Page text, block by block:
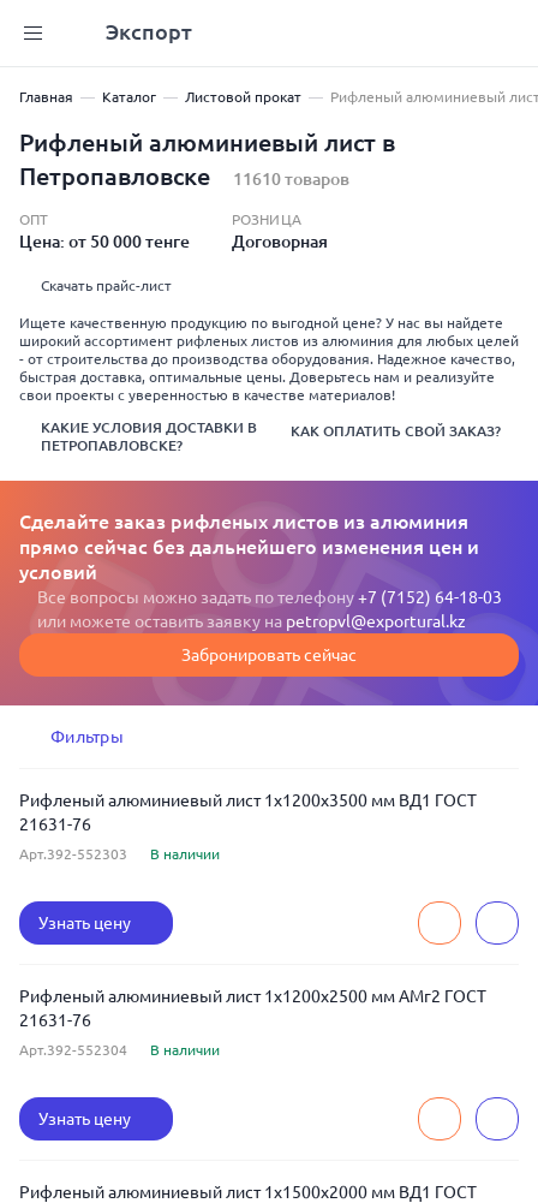
Экспорт
Главная Каталог Листовой прокат Рифленый алюминиевый
Рифленый алюминиевый лист в
Петропавловске
11610 товаров
ОПТ
Цена: от 50 000 тенге
РОЗНИЦА
Договорная
Скачать прайс-лист
Ищете качественную продукцию по выгодной цене? У нас вы найдете
широкий ассортимент рифленых листов из алюминия для любых целей
- от строительства до производства оборудования. Надежное качество,
быстрая доставка, оптимальные цены. Доверьтесь нам и реализуйте
свои проекты с уверенностью в качестве материалов!
КАКИЕ УСЛОВИЯ ДОСТАВКИ В
ПЕТРОПАВЛОВСКЕ?
КАК ОПЛАТИТЬ СВОЙ ЗАКАЗ?
Сделайте заказ рифленых листов из алюминия
прямо сейчас без дальнейшего изменения цен и
условий
Все вопросы можно задать по телефону+7 (7152) 64-18-03
или можете оставить заявку на petropvl@exportural.kz
Забронировать сейчас
Фильтры
Рифленый алюминиевый лист 1x1200x3500 мм ВД1 ГОСТ
21631-76
Арт.392-552303 В наличии
Узнать цену
Рифленый алюминиевый лист 1x1200x2500 мм АМг2 ГОСТ
21631-76
Арт.392-552304 В наличии
Узнать цену
Рифленый алюминиевый лист 1x1500x2000 мм ВД1 ГОСТ